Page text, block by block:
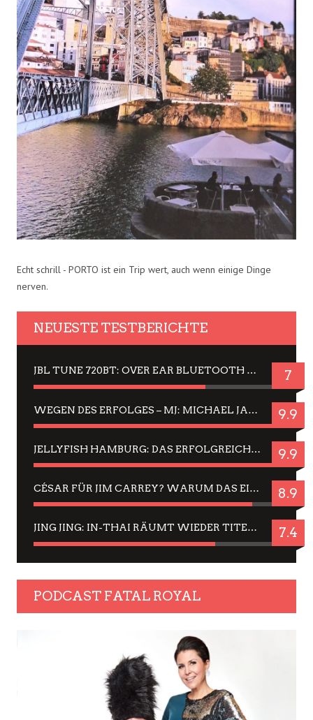
Echt schrill - PORTO ist ein Trip wert, auch wenn einige Dinge
nerven.
NEUESTE TESTBERICHTE
JBL TUNE 720BT: OVER EAR BLUETOOTH KOPFHÖRER UM DIE 50,-€ IM DAUER-TEST 7
WEGEN DES ERFOLGES – MJ: MICHAEL JACKSON MUSICAL IN EINER MATINEE SEHEN 9.9
JELLYFISH HAMBURG: DAS ERFOLGREICHE SOMMER-MENÜ 2025 IN GEFÜHLEN UND BILDERN 9.9
CÉSAR FÜR JIM CARREY? WARUM DAS EINER DER NERVIGSTEN ACTORS IST UND BLEIBT 8.9
JING JING: IN-THAI RÄUMT WIEDER TITEL AB – EIN ZWEI-STUNDEN-ERLEBNISBERICHT 7.4
PODCAST FATAL ROYAL